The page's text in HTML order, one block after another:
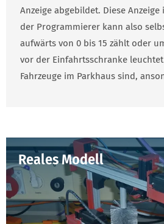
Anzeige abgebildet. Diese
der Programmierer kann also
aufwärts von 0 bis 15 zählt oder
vor der Einfahrtsschranke
Fahrzeuge im Parkhaus sind,
Reales Modell